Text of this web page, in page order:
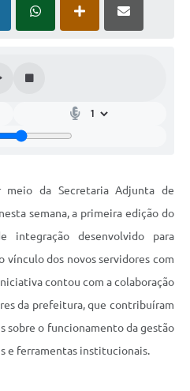
da Secretaria Adjunta de
semana, a primeira edição do
integração desenvolvido para
dos novos servidores com
contou com a colaboração
da prefeitura, que contribuíram
sobre o funcionamento da gestão
e ferramentas institucionais.